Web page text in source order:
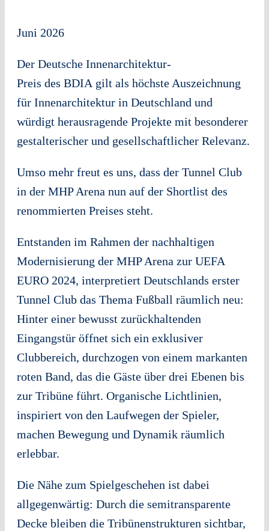
Juni 2026
Der Deutsche Innenarchitektur-
Preis des BDIA gilt als höchste Auszeichnung
für Innenarchitektur in Deutschland und
würdigt herausragende Projekte mit besonderer
gestalterischer und gesellschaftlicher Relevanz.
Umso mehr freut es uns, dass der Tunnel Club
in der MHP Arena nun auf der Shortlist des
renommierten Preises steht.
Entstanden im Rahmen der nachhaltigen
Modernisierung der MHP Arena zur UEFA
EURO 2024, interpretiert Deutschlands erster
Tunnel Club das Thema Fußball räumlich neu:
Hinter einer bewusst zurückhaltenden
Eingangstür öffnet sich ein exklusiver
Clubbereich, durchzogen von einem markanten
roten Band, das die Gäste über drei Ebenen bis
zur Tribüne führt. Organische Lichtlinien,
inspiriert von den Laufwegen der Spieler,
machen Bewegung und Dynamik räumlich
erlebbar.
Die Nähe zum Spielgeschehen ist dabei
allgegenwärtig: Durch die semitransparente
Decke bleiben die Tribünenstrukturen sichtbar,